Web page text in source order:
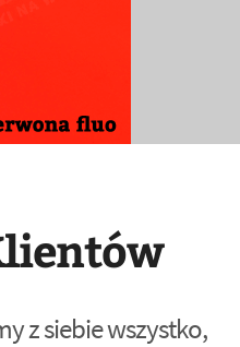
z siebie wszystko,